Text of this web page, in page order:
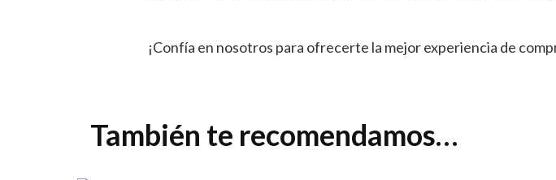
¡Confía en nosotros para ofrecerte la mejor experiencia de
También te recomendamos…